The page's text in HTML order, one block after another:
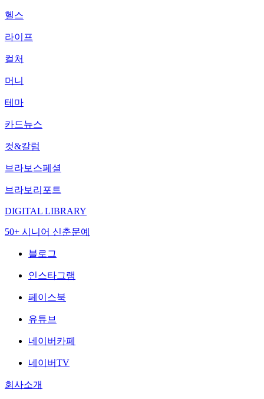
헬스
라이프
컬처
머니
테마
카드뉴스
컷&칼럼
브라보스페셜
브라보리포트
DIGITAL LIBRARY
50+ 시니어 신춘문예
블로그
인스타그램
페이스북
유튜브
네이버카페
네이버TV
회사소개